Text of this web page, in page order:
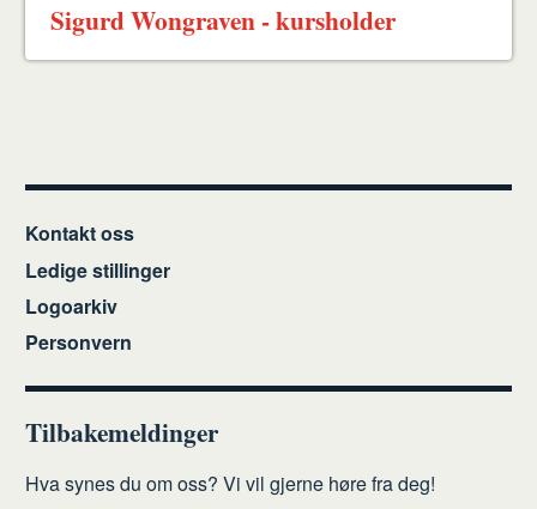
Sigurd Wongraven - kursholder
Kontakt oss
Ledige stillinger
Logoarkiv
Personvern
Tilbakemeldinger
Hva synes du om oss? Vi vil gjerne høre fra deg!